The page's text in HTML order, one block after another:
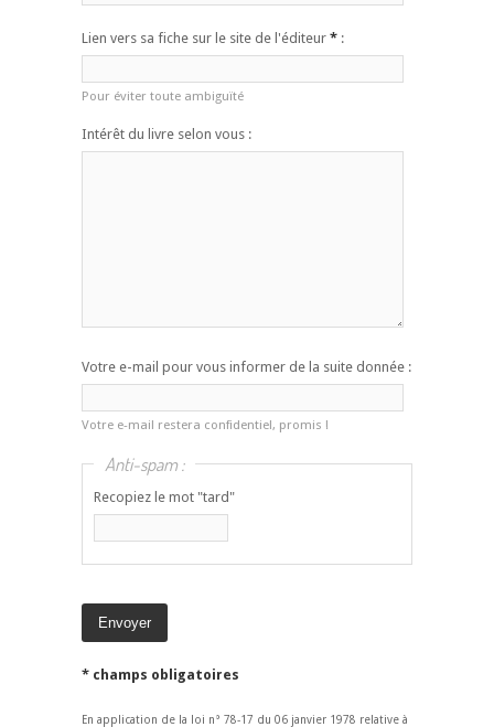
Lien vers sa fiche sur le site de l'éditeur * :
Pour éviter toute ambiguïté
Intérêt du livre selon vous :
Votre e-mail pour vous informer de la suite donnée :
Votre e-mail restera confidentiel, promis !
Anti-spam :
Recopiez le mot "tard"
* champs obligatoires
En application de la loi n° 78-17 du 06 janvier 1978 relative à